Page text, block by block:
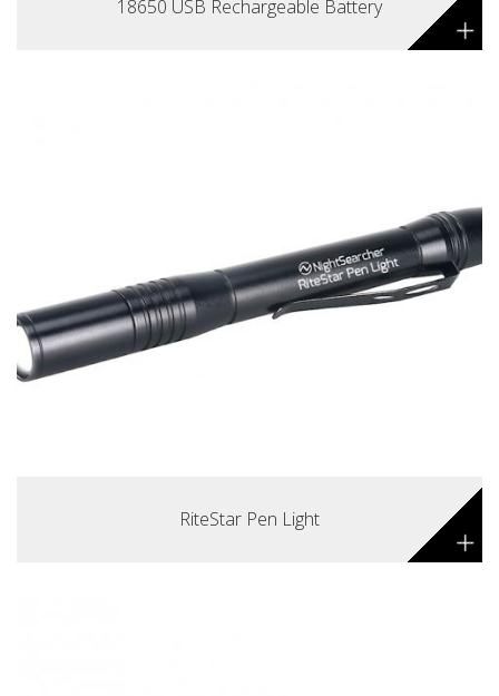
18650 USB Rechargeable Battery +
RiteStar Pen Light +